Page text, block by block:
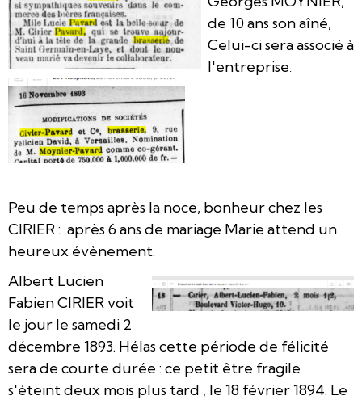
de 10 ans son aîné,
Celui-ci sera associé à
l'entreprise.
Peu de temps après la noce, bonheur chez les
CIRIER : après 6 ans de mariage Marie attend un
heureux évènement.
Albert Lucien
Fabien CIRIER voit
le jour le samedi 2
décembre 1893. Hélas cette période de félicité
sera de courte durée : ce petit être fragile
s'éteint deux mois plus tard , le 18 février 1894. Le